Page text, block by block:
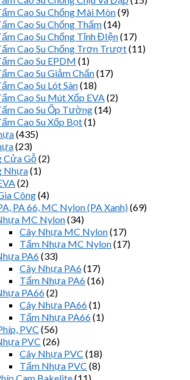
Cao Su Chống Mài Mòn(9)
Cao Su Chống Thấm(14)
Cao Su Chống Tĩnh ĐIện(17)
Cao Su Chống Trơn Trượt(11)
Cao Su EPDM (1)
Cao Su Giảm Chấn(17)
Cao Su Lót Sàn(18)
Cao Su Mút Xốp EVA(2)
Cao Su Ốp Tường(14)
Cao Su Xốp Bọt(1)
(435)
(23)
Cửa Gỗ(2)
Nhựa(1)
(2)
Công(4)
PA 66, MC Nylon (PA Xanh)(69)
MC Nylon(34)
Cây Nhựa MC Nylon(17)
Tấm Nhựa MC Nylon(17)
PA6(33)
Cây Nhựa PA6(17)
Tấm Nhựa PA6(16)
PA66(2)
Cây Nhựa PA66(1)
Tấm Nhựa PA66(1)
PVC (56)
PVC (26)
Cây Nhựa PVC (18)
Tấm Nhựa PVC (8)